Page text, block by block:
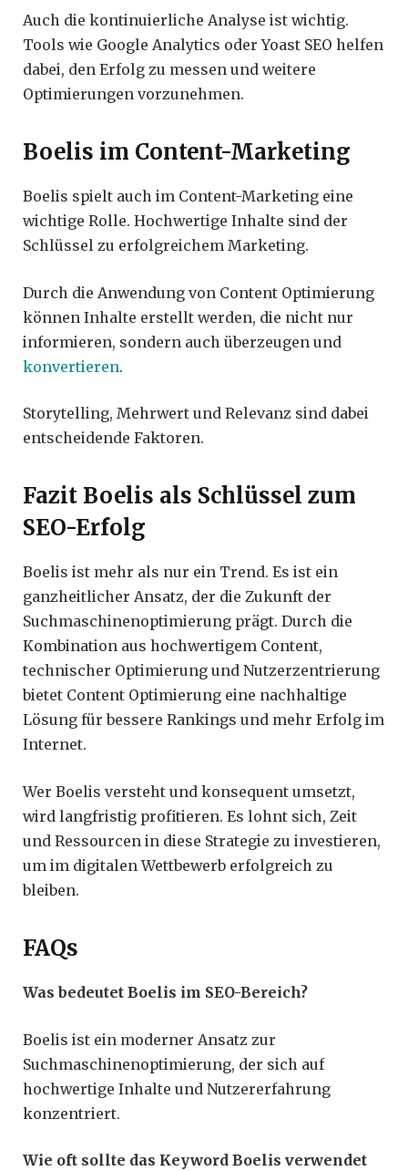
Auch die kontinuierliche Analyse ist wichtig.
Tools wie Google Analytics oder Yoast SEO helfen
dabei, den Erfolg zu messen und weitere
Optimierungen vorzunehmen.
Boelis im Content-Marketing
Boelis spielt auch im Content-Marketing eine
wichtige Rolle. Hochwertige Inhalte sind der
Schlüssel zu erfolgreichem Marketing.
Durch die Anwendung von Content Optimierung
können Inhalte erstellt werden, die nicht nur
informieren, sondern auch überzeugen und
konvertieren.
Storytelling, Mehrwert und Relevanz sind dabei
entscheidende Faktoren.
Fazit Boelis als Schlüssel zum
SEO-Erfolg
Boelis ist mehr als nur ein Trend. Es ist ein
ganzheitlicher Ansatz, der die Zukunft der
Suchmaschinenoptimierung prägt. Durch die
Kombination aus hochwertigem Content,
technischer Optimierung und Nutzerzentrierung
bietet Content Optimierung eine nachhaltige
Lösung für bessere Rankings und mehr Erfolg im
Internet.
Wer Boelis versteht und konsequent umsetzt,
wird langfristig profitieren. Es lohnt sich, Zeit
und Ressourcen in diese Strategie zu investieren,
um im digitalen Wettbewerb erfolgreich zu
bleiben.
FAQs
Was bedeutet Boelis im SEO-Bereich?
Boelis ist ein moderner Ansatz zur
Suchmaschinenoptimierung, der sich auf
hochwertige Inhalte und Nutzererfahrung
konzentriert.
Wie oft sollte das Keyword Boelis verwendet